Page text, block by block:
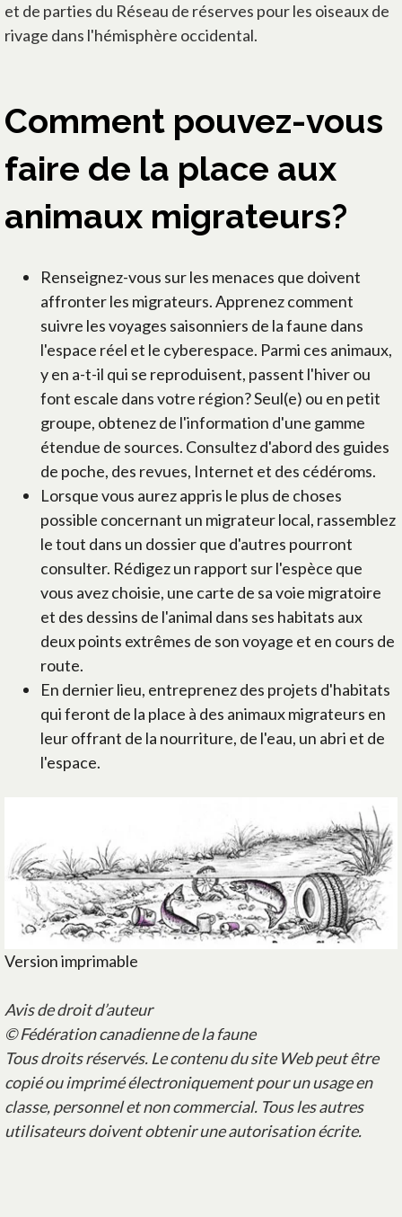
et de parties du Réseau de réserves pour les oiseaux de
rivage dans l'hémisphère occidental.
Comment pouvez-vous
faire de la place aux
animaux migrateurs?
Renseignez-vous sur les menaces que doivent
affronter les migrateurs. Apprenez comment
suivre les voyages saisonniers de la faune dans
l'espace réel et le cyberespace. Parmi ces animaux,
y en a-t-il qui se reproduisent, passent l'hiver ou
font escale dans votre région? Seul(e) ou en petit
groupe, obtenez de l'information d'une gamme
étendue de sources. Consultez d'abord des guides
de poche, des revues, Internet et des cédéroms.
Lorsque vous aurez appris le plus de choses
possible concernant un migrateur local, rassemblez
le tout dans un dossier que d'autres pourront
consulter. Rédigez un rapport sur l'espèce que
vous avez choisie, une carte de sa voie migratoire
et des dessins de l'animal dans ses habitats aux
deux points extrêmes de son voyage et en cours de
route.
En dernier lieu, entreprenez des projets d'habitats
qui feront de la place à des animaux migrateurs en
leur offrant de la nourriture, de l'eau, un abri et de
l'espace.
Version imprimable
Avis de droit d’auteur
© Fédération canadienne de la faune
Tous droits réservés. Le contenu du site Web peut être
copié ou imprimé électroniquement pour un usage en
classe, personnel et non commercial. Tous les autres
utilisateurs doivent obtenir une autorisation écrite.